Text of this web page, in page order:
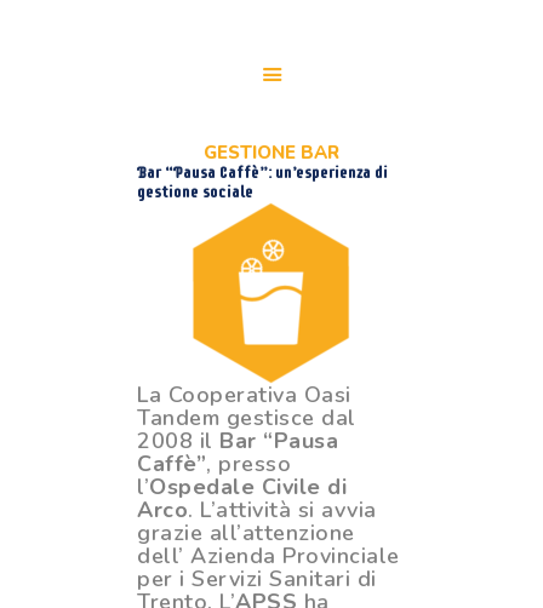
HOME
CHI SIAMO
SERVIZI
PER LE AZIENDE
PARTECIPA
MEDIA
WHISTLEBLOWING
GESTIONE BAR
Bar “Pausa Caffè”: un’esperienza di
gestione sociale
La Cooperativa Oasi
Tandem gestisce dal
2008 il Bar “Pausa
Caffè”, presso
l’Ospedale Civile di
Arco. L’attività si avvia
grazie all’attenzione
dell’ Azienda Provinciale
per i Servizi Sanitari di
Trento. L’APSS ha